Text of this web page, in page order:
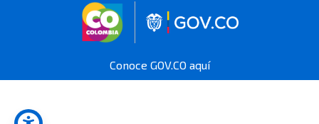
Logo marca Colombia
Logo Gobierno
Conoce GOV.CO aquí